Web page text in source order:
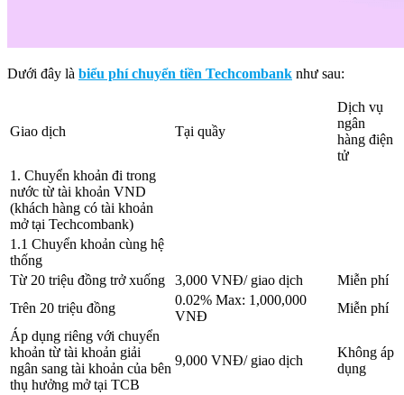
Dưới đây là biểu phí chuyển tiền Techcombank như sau:
Giao dịch Tại quầy
Dịch vụ
ngân
hàng điện
tử
1. Chuyển khoản đi trong
nước từ tài khoản VND
(khách hàng có tài khoản
mở tại Techcombank)
1.1 Chuyển khoản cùng hệ
thống
Từ 20 triệu đồng trở xuống
3,000 VNĐ/ giao dịch
Miễn phí
Trên 20 triệu đồng
0.02% Max: 1,000,000
VNĐ
Miễn phí
Áp dụng riêng với chuyển
khoản từ tài khoản giải
ngân sang tài khoản của bên
thụ hưởng mở tại TCB
9,000 VNĐ/ giao dịch
Không áp
dụng